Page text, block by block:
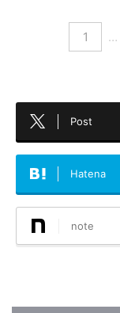
1 …
Post
Hatena
note